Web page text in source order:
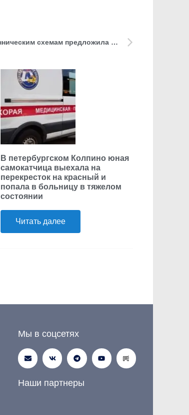
Посвятить «Разговоры о важном» мошенническим схемам предложила депутат ГД Яна Лантратова
В петербургском Колпино юная
самокатчица выехала на
перекресток на красный и
попала в больницу в тяжелом
состоянии
Читать далее
Мы в соцсетях
Наши партнеры